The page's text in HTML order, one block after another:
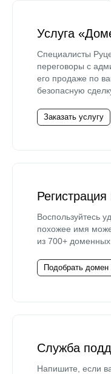
Услуга
Специалисты
переговоры с
его продаже по
безопасную
Заказать услугу
Воспользуйтесь
похожее имя
из 700+ доменных
Подобрать домен
Служба
Напишите, если